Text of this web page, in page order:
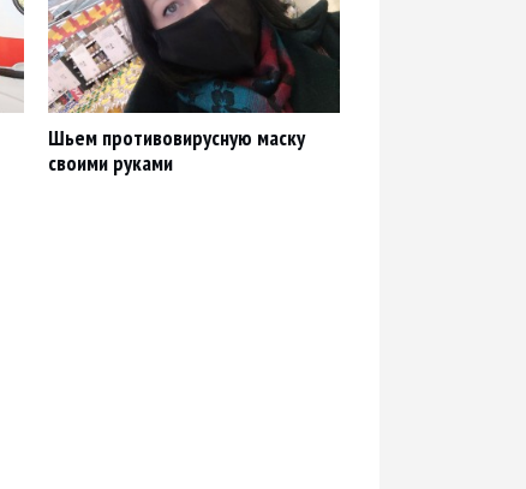
Шьем противовирусную маску
своими руками